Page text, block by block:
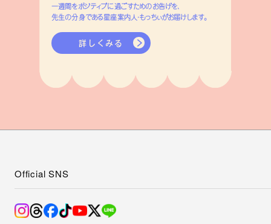
一週間をポジティブに過ごすためのお告げを、
先生の分身である星座案内人・もっちぃがお届けします。
詳しくみる
Official SNS